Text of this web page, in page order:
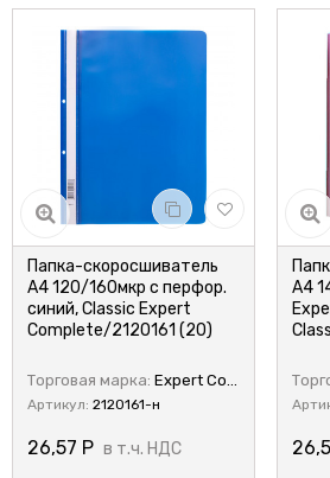
Папка-скоросшиватель
А4 120/160мкр с перфор.
синий, Classic Expert
Complete/2120161 (20)
Торговая марка: Expert Complete
Артикул: 2120161-н
26,57 Р в т.ч. НДС
А4